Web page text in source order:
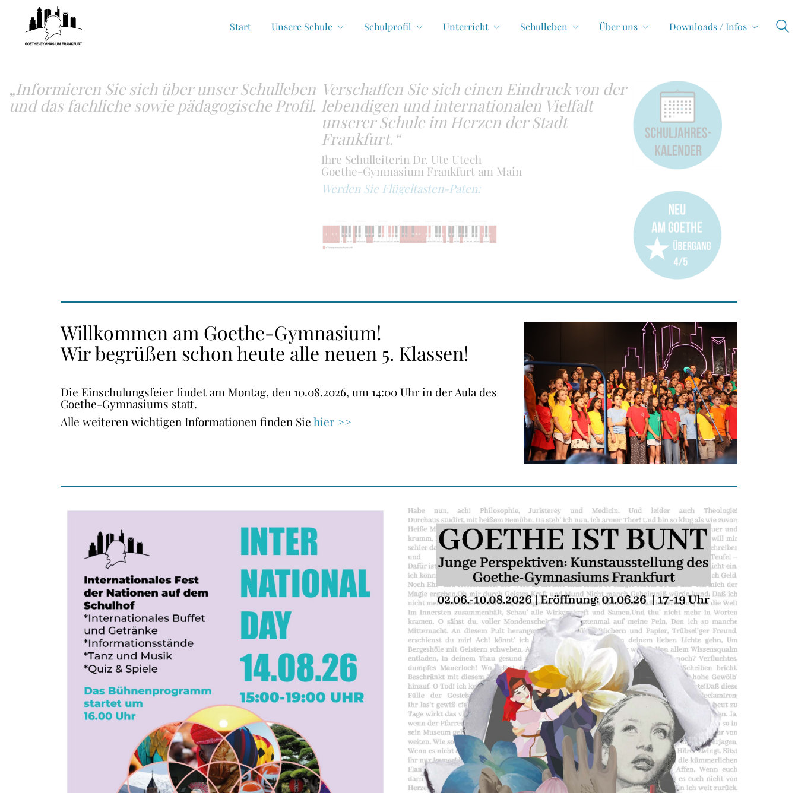
Start Unsere Schule Schulprofil Unterricht Schulleben Über uns Downloads / Infos
„Informieren Sie sich über unser Schulleben
und das fachliche sowie pädagogische Profil.
Verschaffen Sie sich einen Eindruck von der
lebendigen und internationalen Vielfalt
unserer Schule im Herzen der Stadt
Frankfurt.“
Ihre Schulleiterin Dr. Ute Utech
Goethe-Gymnasium Frankfurt am Main
Werden Sie Flügeltasten-Paten:
Willkommen am Goethe-Gymnasium!
Wir begrüßen schon heute alle neuen 5. Klassen!
Die Einschulungsfeier findet am Montag, den 10.08.2026, um 14:00 Uhr in der Aula des
Goethe-Gymnasiums statt.
Alle weiteren wichtigen Informationen finden Siehier >>